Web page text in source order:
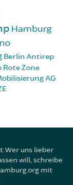
Hamburg
Berlin Antirep
Rote Zone
AG
Wer uns lieber
will, schreibe
mit